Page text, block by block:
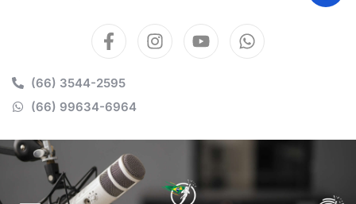
(66) 3544-2595
(66) 99634-6964